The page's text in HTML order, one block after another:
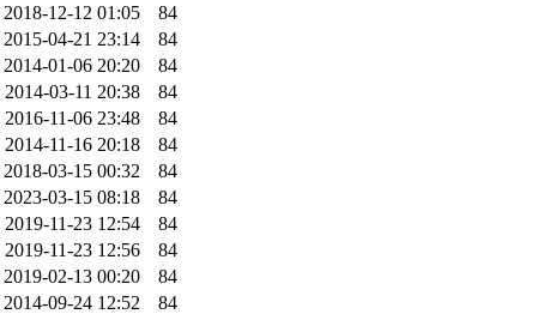
2018-12-12 01:05
84
2015-04-21 23:14
84
2014-01-06 20:20
84
2014-03-11 20:38
84
2016-11-06 23:48
84
2014-11-16 20:18
84
2018-03-15 00:32
84
2023-03-15 08:18
84
2019-11-23 12:54
84
2019-11-23 12:56
84
2019-02-13 00:20
84
2014-09-24 12:52
84